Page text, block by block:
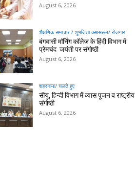
August 6, 2026
शैक्षणिक समाचार / शुभजिता क्सासरूम/ रोजगार
बंगवासी मॉर्निंग कॉलेज के हिंदी विभाग में
प्रेमचंद जयंती पर संगोष्ठी
August 6, 2026
शहरनामा/ चलते हुए
सीयू, हिन्दी विभाग में व्यास पूजन व राष्ट्रीय
संगोष्ठी
August 6, 2026